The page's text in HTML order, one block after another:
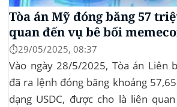
Tòa án Mỹ đóng băng 57
quan đến vụ bê bối
⏱️29/05/2025, 08:37
Vào ngày 28/5/2025, Tòa án Liên
đã ra lệnh đóng băng khoảng
dạng USDC, được cho là liên